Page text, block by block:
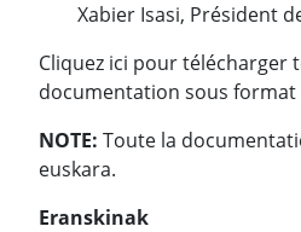
Xabier Isasi, Président
Cliquez ici pour télécharger
documentation sous format
NOTE: Toute la
euskara.
Eranskinak